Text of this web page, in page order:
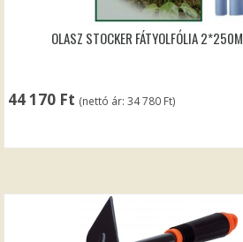
OLASZ STOCKER FÁTYOLFÓLIA 2*250M
44 170 Ft (nettó ár:34 780 Ft)